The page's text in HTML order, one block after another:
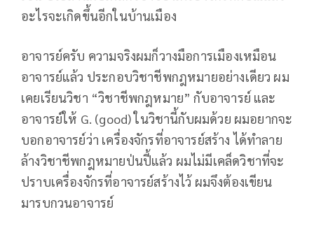
อะไรจะเกิดขึ้นอีกในบ้านเมือง
อาจารย์ครับ ความจริงผมก็วางมือการเมืองเหมือน
อาจารย์แล้ว ประกอบวิชาชีพกฎหมายอย่างเดียว ผม
เคยเรียนวิชา “วิชาชีพกฎหมาย” กับอาจารย์ และ
อาจารย์ให้ G. (good) ในวิชานี้กับผมด้วย ผมอยากจะ
บอกอาจารย์ว่า เครื่องจักรที่อาจารย์สร้าง ได้ทำลาย
ล้างวิชาชีพกฎหมายป่นปี้แล้ว ผมไม่มีเคล็ดวิชาที่จะ
ปราบเครื่องจักรที่อาจารย์สร้างไว้ ผมจึงต้องเขียน
มารบกวนอาจารย์